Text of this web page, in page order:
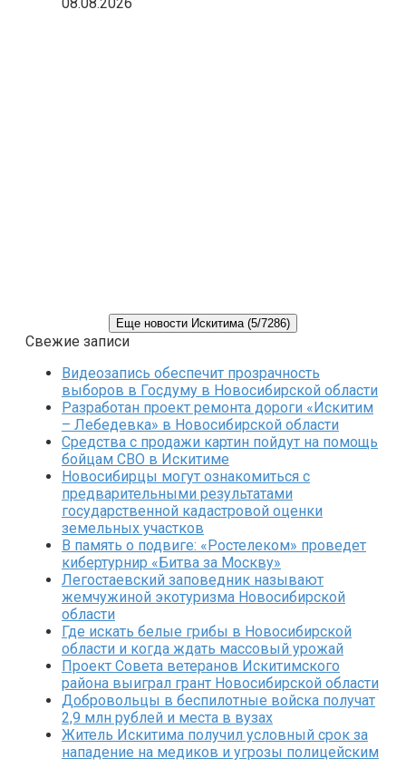
Еще новости Искитима (5/7286)
Свежие записи
Видеозапись обеспечит прозрачность
выборов в Госдуму в Новосибирской области
Разработан проект ремонта дороги «Искитим
– Лебедевка» в Новосибирской области
Средства с продажи картин пойдут на помощь
бойцам СВО в Искитиме
Новосибирцы могут ознакомиться с
предварительными результатами
государственной кадастровой оценки
земельных участков
В память о подвиге: «Ростелеком» проведет
кибертурнир «Битва за Москву»
Легостаевский заповедник называют
жемчужиной экотуризма Новосибирской
области
Где искать белые грибы в Новосибирской
области и когда ждать массовый урожай
Проект Совета ветеранов Искитимского
района выиграл грант Новосибирской области
Добровольцы в беспилотные войска получат
2,9 млн рублей и места в вузах
Житель Искитима получил условный срок за
нападение на медиков и угрозы полицейским